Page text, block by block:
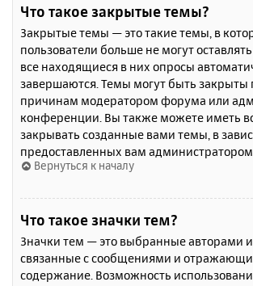
Что такое закрытые темы?
Закрытые темы — это такие темы, в
пользователи больше не могут
все находящиеся в них опросы
завершаются. Темы могут быть закрыты
причинам модератором форума или
конференции. Вы также можете иметь
закрывать созданные вами темы, в
предоставленных вам
Вернуться к началу
Что такое значки тем?
Значки тем — это выбранные авторами
связанные с сообщениями и
содержание. Возможность